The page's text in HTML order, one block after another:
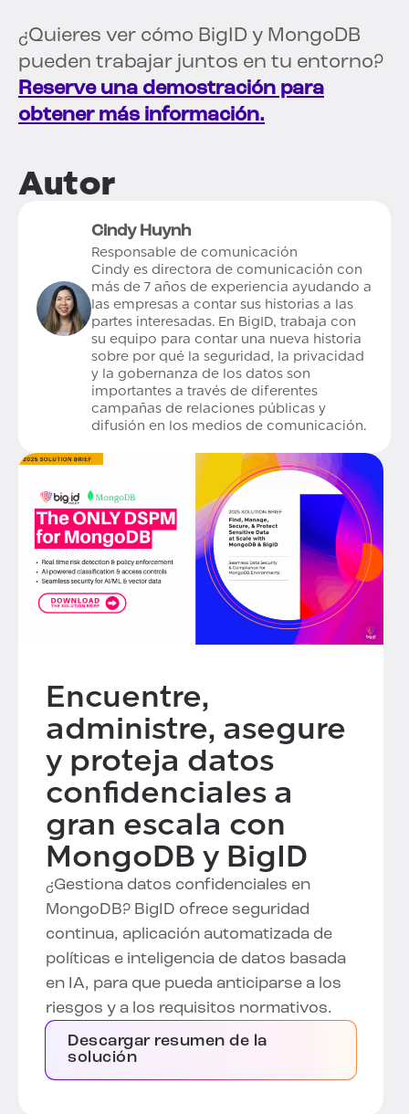
¿Quieres ver cómo BigID y MongoDB
pueden trabajar juntos en tu entorno?
Reserve una demostración para
obtener más información.
Autor
Cindy Huynh
Responsable de comunicación
Cindy es directora de comunicación con
más de 7 años de experiencia ayudando a
las empresas a contar sus historias a las
partes interesadas. En BigID, trabaja con
su equipo para contar una nueva historia
sobre por qué la seguridad, la privacidad
y la gobernanza de los datos son
importantes a través de diferentes
campañas de relaciones públicas y
difusión en los medios de comunicación.
Encuentre,
administre, asegure
y proteja datos
confidenciales a
gran escala con
MongoDB y BigID
¿Gestiona datos confidenciales en
MongoDB? BigID ofrece seguridad
continua, aplicación automatizada de
políticas e inteligencia de datos basada
en IA, para que pueda anticiparse a los
riesgos y a los requisitos normativos.
Descargar resumen de la
solución